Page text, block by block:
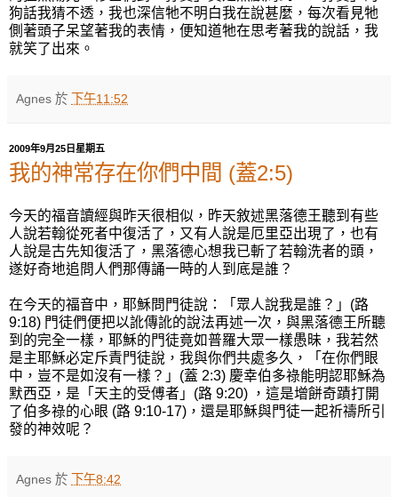
狗話我猜不透，我也深信牠不明白我在說甚麼，每次看見牠
側著頭子呆望著我的表情，便知道牠在思考著我的說話，我
就笑了出來。
Agnes 於 下午11:52
2009年9月25日星期五
我的神常存在你們中間 (蓋2:5)
今天的福音讀經與昨天很相似，昨天敘述黑落德王聽到有些
人說若翰從死者中復活了，又有人說是厄里亞出現了，也有
人說是古先知復活了，黑落德心想我已斬了若翰洗者的頭，
遂好奇地追問人們那傳誦一時的人到底是誰？
在今天的福音中，耶穌問門徒說：「眾人說我是誰？」(路
9:18) 門徒們便把以訛傳訛的說法再述一次，與黑落德王所聽
到的完全一樣，耶穌的門徒竟如普羅大眾一樣愚昧，我若然
是主耶穌必定斥責門徒說，我與你們共處多久，「在你們眼
中，豈不是如沒有一樣？」(蓋 2:3) 慶幸伯多祿能明認耶穌為
默西亞，是「天主的受傅者」(路 9:20) ，這是增餅奇蹟打開
了伯多祿的心眼 (路 9:10-17)，還是耶穌與門徒一起祈禱所引
發的神效呢？
Agnes 於 下午8:42